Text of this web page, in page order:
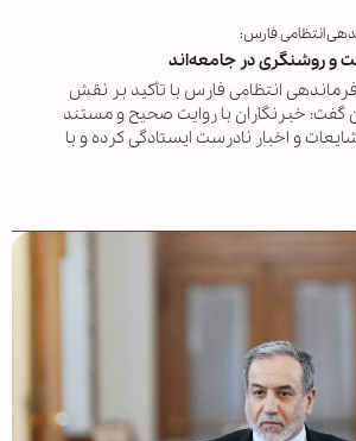
انتظامی فارس:
و روشنگری در جامعه‌اند
انتظامی فارس با تأکید بر نقش
گفت: خبرنگاران با روایت صحیح و مستند
و اخبار نادرست ایستادگی کرده و با